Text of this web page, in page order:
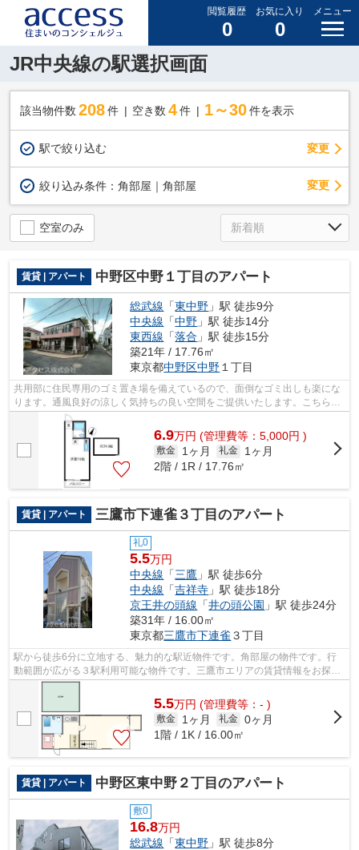
閲覧履歴
0
お気に入り
0
メニュー
JR中央線の駅選択画面
該当物件数 208件 空き数 4 件 1～30 件を表示
駅で絞り込む 変更
絞り込み条件： 角部屋｜角部屋 変更
空室のみ
賃貸 | アパート 中野区中野１丁目のアパート
総武線 「東中野 」駅 徒歩9分
中央線 「中野 」駅 徒歩14分
東西線 「落合 」駅 徒歩15分
築21年 / 17.76㎡
東京都中野区中野 １丁目
共用部に住民専用のゴミ置き場を備えているので、面倒なゴミ出しも楽にな
ります。通風良好の涼しく気持ちの良い空間をご提供いたします。こちらの
アパートは3駅が近くにあり便利です。...
6.9万円 (管理費等：5,000円 )
敷金 1ヶ月 礼金
1ヶ月
2階 / 1R / 17.76㎡
賃貸 | アパート 三鷹市下連雀３丁目のアパート
礼0
5.5万円
中央線 「三鷹 」駅 徒歩6分
中央線 「吉祥寺 」駅 徒歩18分
京王井の頭線 「井の頭公園 」駅 徒歩24分
築31年 / 16.00㎡
東京都三鷹市下連雀 ３丁目
駅から徒歩6分に立地する、魅力的な駅近物件です。角部屋の物件です。行
動範囲が広がる３駅利用可能な物件です。三鷹市エリアの賃貸情報をお探し
なら、地域に詳しいアクセスへご連絡く...
5.5万円 (管理費等：- )
敷金 1ヶ月 礼金 0ヶ月
1階 / 1K / 16.00㎡
賃貸 | アパート 中野区東中野２丁目のアパート
敷0
16.8万円
総武線 「東中野 」駅 徒歩8分